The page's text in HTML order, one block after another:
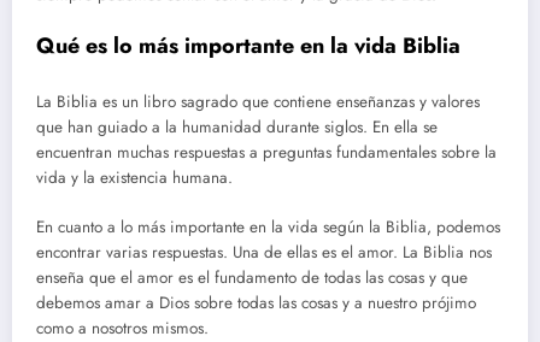
Qué es lo más importante en la vida Biblia
La Biblia es un libro sagrado que contiene enseñanzas y valores
que han guiado a la humanidad durante siglos. En ella se
encuentran muchas respuestas a preguntas fundamentales sobre la
vida y la existencia humana.
En cuanto a lo más importante en la vida según la Biblia, podemos
encontrar varias respuestas. Una de ellas es el amor. La Biblia nos
enseña que el amor es el fundamento de todas las cosas y que
debemos amar a Dios sobre todas las cosas y a nuestro prójimo
como a nosotros mismos.